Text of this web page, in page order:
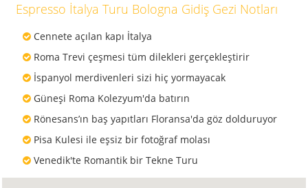
Espresso İtalya Turu Bologna Gidiş Gezi Notları
Cennete açılan kapı İtalya
Roma Trevi çeşmesi tüm dilekleri gerçekleştirir
İspanyol merdivenleri sizi hiç yormayacak
Güneşi Roma Kolezyum'da batırın
Rönesans’ın baş yapıtları Floransa'da göz dolduruyor
Pisa Kulesi ile eşsiz bir fotoğraf molası
Venedik'te Romantik bir Tekne Turu